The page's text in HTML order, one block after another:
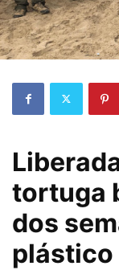
tortuga
dos
plástico